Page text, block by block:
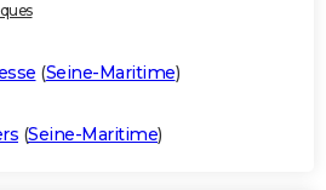
(Seine-Maritime)
(Seine-Maritime)